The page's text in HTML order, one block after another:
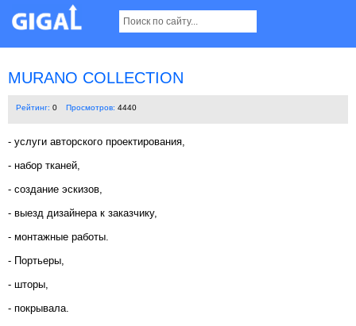
MURANO COLLECTION
Рейтинг: 0 Просмотров: 4440
- услуги авторского проектирования,
- набор тканей,
- создание эскизов,
- выезд дизайнера к заказчику,
- монтажные работы.
- Портьеры,
- шторы,
- покрывала.